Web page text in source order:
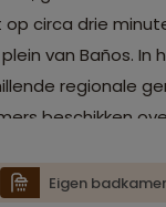
circa drie
van Baños. In
regionale
beschikken
Eigen badkamer